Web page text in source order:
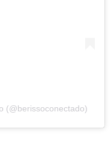
(@berissoconectado)